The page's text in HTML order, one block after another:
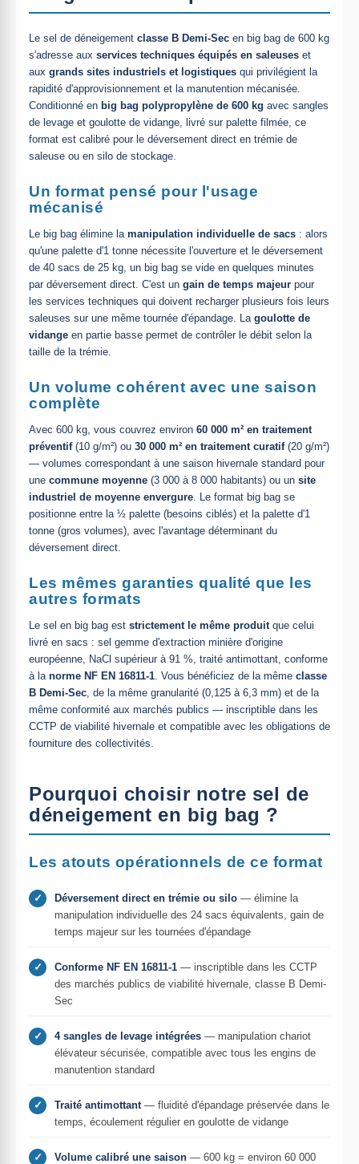
Le sel de déneigement classe B Demi-Sec en big bag de 600 kg
s'adresse aux services techniques équipés en saleuses et
aux grands sites industriels et logistiques qui privilégient la
rapidité d'approvisionnement et la manutention mécanisée.
Conditionné en big bag polypropylène de 600 kg avec sangles
de levage et goulotte de vidange, livré sur palette filmée, ce
format est calibré pour le déversement direct en trémie de
saleuse ou en silo de stockage.
Un format pensé pour l'usage
mécanisé
Le big bag élimine la manipulation individuelle de sacs : alors
qu'une palette d'1 tonne nécessite l'ouverture et le déversement
de 40 sacs de 25 kg, un big bag se vide en quelques minutes
par déversement direct. C'est un gain de temps majeur pour
les services techniques qui doivent recharger plusieurs fois leurs
saleuses sur une même tournée d'épandage. La goulotte de
vidange en partie basse permet de contrôler le débit selon la
taille de la trémie.
Un volume cohérent avec une saison
complète
Avec 600 kg, vous couvrez environ 60 000 m² en traitement
préventif(10 g/m²) ou 30 000 m² en traitement curatif(20 g/m²)
— volumes correspondant à une saison hivernale standard pour
une commune moyenne (3 000 à 8 000 habitants) ou un site
industriel de moyenne envergure . Le format big bag se
positionne entre la ½ palette (besoins ciblés) et la palette d'1
tonne (gros volumes), avec l'avantage déterminant du
déversement direct.
Les mêmes garanties qualité que les
autres formats
Le sel en big bag est strictement le même produit que celui
livré en sacs : sel gemme d'extraction minière d'origine
européenne, NaCl supérieur à 91 %, traité antimottant, conforme
à la norme NF EN 16811-1 . Vous bénéficiez de la même classe
B Demi-Sec , de la même granularité (0,125 à 6,3 mm) et de la
même conformité aux marchés publics — inscriptible dans les
CCTP de viabilité hivernale et compatible avec les obligations de
fourniture des collectivités.
Pourquoi choisir notre sel de
déneigement en big bag ?
Les atouts opérationnels de ce format
✓ Déversement direct en trémie ou silo — élimine la
manipulation individuelle des 24 sacs équivalents, gain de
temps majeur sur les tournées d'épandage
✓ Conforme NF EN 16811-1 — inscriptible dans les CCTP
des marchés publics de viabilité hivernale, classe B Demi-
Sec
✓ 4 sangles de levage intégrées — manipulation chariot
élévateur sécurisée, compatible avec tous les engins de
manutention standard
✓ Traité antimottant — fluidité d'épandage préservée dans le
temps, écoulement régulier en goulotte de vidange
✓ Volume calibré une saison — 600 kg = environ 60 000